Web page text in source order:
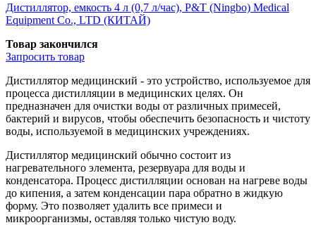
Дистиллятор, емкость 4 л (0,7 л/час), P&T (Ningbo) Medical
Equipment Co., LTD (КИТАЙ)
Товар закончился
Запросить товар
Дистиллятор медицинский - это устройство, используемое для
процесса дистилляции в медицинских целях. Он
предназначен для очистки воды от различных примесей,
бактерий и вирусов, чтобы обеспечить безопасность и чистоту
воды, используемой в медицинских учреждениях.
Дистиллятор медицинский обычно состоит из
нагревательного элемента, резервуара для воды и
конденсатора. Процесс дистилляции основан на нагреве воды
до кипения, а затем конденсации пара обратно в жидкую
форму. Это позволяет удалить все примеси и
микроорганизмы, оставляя только чистую воду.